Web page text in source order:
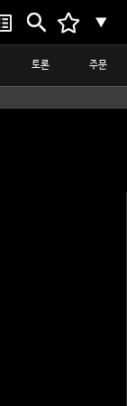
▼
토론 주문